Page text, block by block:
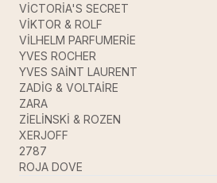
VİCTORİA'S SECRET
VİKTOR & ROLF
VİLHELM PARFUMERİE
YVES ROCHER
YVES SAİNT LAURENT
ZADİG & VOLTAİRE
ZARA
ZİELİNSKİ & ROZEN
XERJOFF
2787
ROJA DOVE